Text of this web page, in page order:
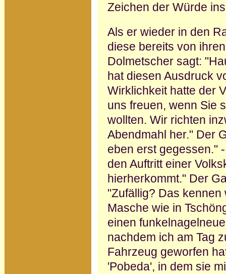
Zeichen der Würde
Als er wieder in den
diese be­reits von
Dolmetscher sagt:
hat diesen Ausdruck
Wirklichkeit hatte der
uns freuen, wenn Sie
wollten. Wir richten
Abendmahl her." Der
eben erst ge­gessen."
den Auftritt einer
hierherkommt." Der
"Zufällig? Das
Masche wie in
einen
nachdem ich am Tag
Fahrzeug geworfen
'Pobeda', in dem sie